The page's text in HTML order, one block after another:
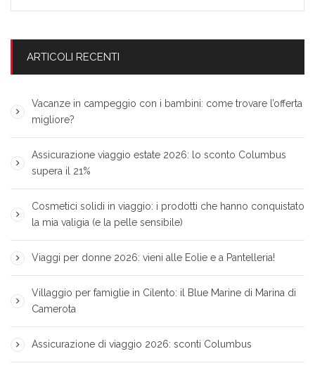
ARTICOLI RECENTI
Vacanze in campeggio con i bambini: come trovare l’offerta
migliore?
Assicurazione viaggio estate 2026: lo sconto Columbus
supera il 21%
Cosmetici solidi in viaggio: i prodotti che hanno conquistato
la mia valigia (e la pelle sensibile)
Viaggi per donne 2026: vieni alle Eolie e a Pantelleria!
Villaggio per famiglie in Cilento: il Blue Marine di Marina di
Camerota
Assicurazione di viaggio 2026: sconti Columbus